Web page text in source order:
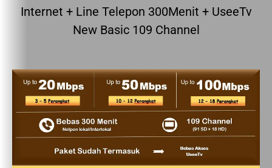
Internet + Line Telepon 300Menit + UseeTv
New Basic 109 Channel